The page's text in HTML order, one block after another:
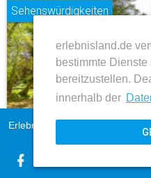
erlebnisland.de
bestimmte
bereitzustellen.
innerhalb der
Schloss und
Sehenswürdigkeiten
Erlebnisland Sachsen-Anhalt